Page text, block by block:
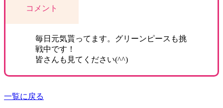
コメント
毎日元気貰ってます。グリーンピースも挑
戦中です！
皆さんも見てください(^^)
一覧に戻る